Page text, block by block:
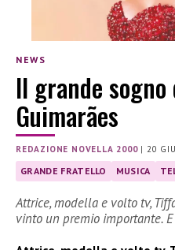
NEWS
Il grande
Guimarães
REDAZIONE NOVELLA 2000|20
GRANDE FRATELLO MUSICA
Attrice, modella e volto tv,
vinto un premio importante.